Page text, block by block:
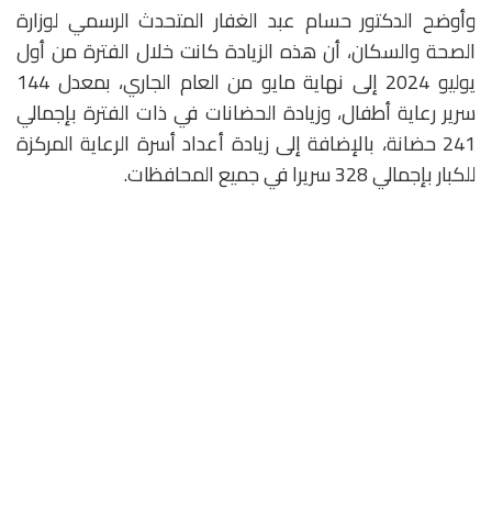
وأوضح الدكتور حسام عبد الغفار المتحدث الرسمي لوزارة
الصحة والسكان، أن هذه الزيادة كانت خلال الفترة من أول
يوليو 2024 إلى نهاية مايو من العام الجاري، بمعدل 144
سرير رعاية أطفال، وزيادة الحضانات في ذات الفترة بإجمالي
241 حضانة، بالإضافة إلى زيادة أعداد أسرة الرعاية المركزة
للكبار بإجمالي 328 سريرا في جميع المحافظات.